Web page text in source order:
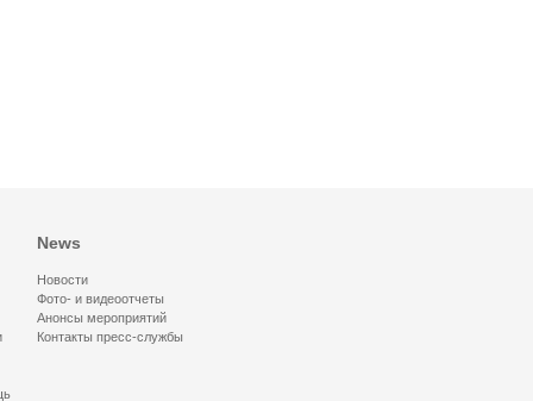
News
Новости
Фото- и видеоотчеты
Анонсы мероприятий
Контакты пресс-службы